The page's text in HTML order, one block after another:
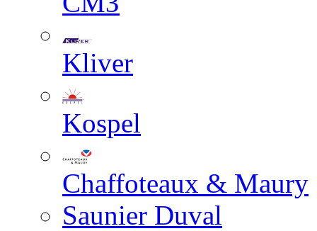
Kliver
Kospel
Chaffoteaux & Maury
Saunier Duval